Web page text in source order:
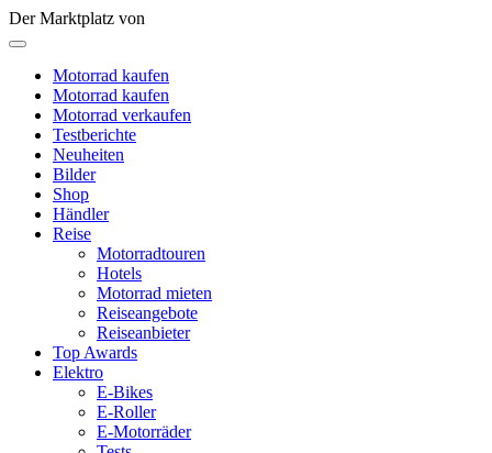
Der Marktplatz von
Motorrad kaufen
Motorrad kaufen
Motorrad verkaufen
Testberichte
Neuheiten
Bilder
Shop
Händler
Reise
Motorradtouren
Hotels
Motorrad mieten
Reiseangebote
Reiseanbieter
Top Awards
Elektro
E-Bikes
E-Roller
E-Motorräder